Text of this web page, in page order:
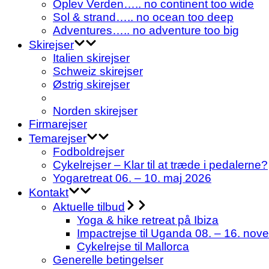
Oplev Verden….. no continent too wide
Sol & strand….. no ocean too deep
Adventures….. no adventure too big
Skirejser
Italien skirejser
Schweiz skirejser
Østrig skirejser
Norden skirejser
Firmarejser
Temarejser
Fodboldrejser
Cykelrejser – Klar til at træde i pedalerne?
Yogaretreat 06. – 10. maj 2026
Kontakt
Aktuelle tilbud
Yoga & hike retreat på Ibiza
Impactrejse til Uganda 08. – 16.
Cykelrejse til Mallorca
Generelle betingelser